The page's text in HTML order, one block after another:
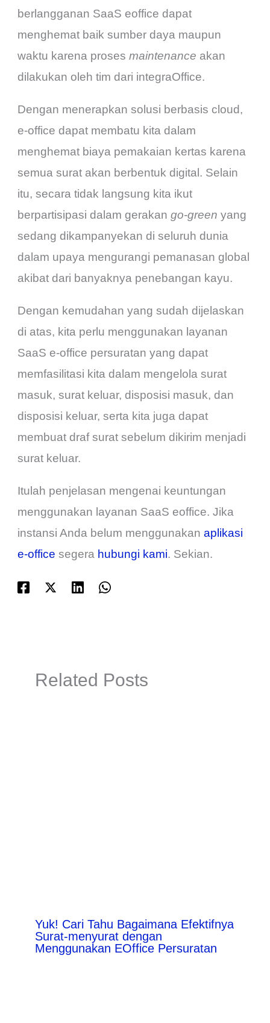
berlangganan SaaS eoffice dapat
menghemat baik sumber daya maupun
waktu karena prosesmaintenance akan
dilakukan oleh tim dari integraOffice.
Dengan menerapkan solusi berbasis cloud,
e-office dapat membatu kita dalam
menghemat biaya pemakaian kertas karena
semua surat akan berbentuk digital. Selain
itu, secara tidak langsung kita ikut
berpartisipasi dalam gerakango-green yang
sedang dikampanyekan di seluruh dunia
dalam upaya mengurangi pemanasan global
akibat dari banyaknya penebangan kayu.
Dengan kemudahan yang sudah dijelaskan
di atas, kita perlu menggunakan layanan
SaaS e-office persuratan yang dapat
memfasilitasi kita dalam mengelola surat
masuk, surat keluar, disposisi masuk, dan
disposisi keluar, serta kita juga dapat
membuat draf surat sebelum dikirim menjadi
surat keluar.
Itulah penjelasan mengenai keuntungan
menggunakan layanan SaaS eoffice. Jika
instansi Anda belum menggunakanaplikasi
e-office segera hubungi kami. Sekian.
Related Posts
Yuk! Cari Tahu Bagaimana Efektifnya
Surat-menyurat dengan
Menggunakan EOffice Persuratan